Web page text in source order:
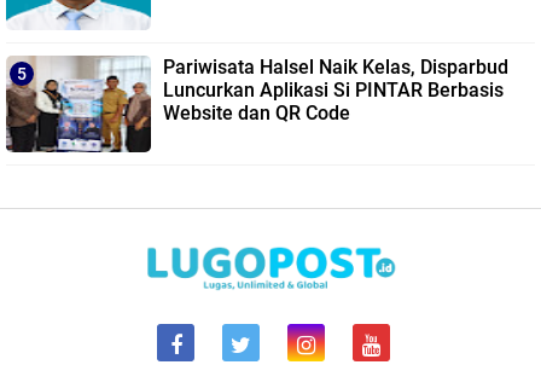
Pariwisata Halsel Naik Kelas, Disparbud
Luncurkan Aplikasi Si PINTAR Berbasis
Website dan QR Code